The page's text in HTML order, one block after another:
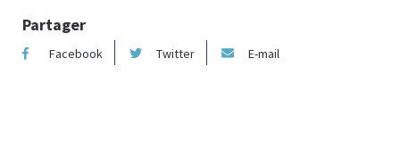
Partager
Facebook Twitter E-mail